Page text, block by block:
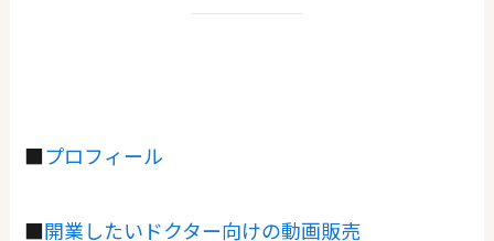
■プロフィール
■開業したいドクター向けの動画販売